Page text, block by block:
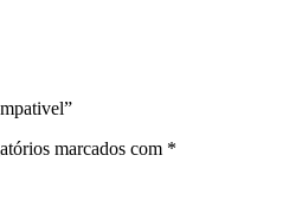
marcados com *